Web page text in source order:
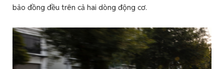
bảo đồng đều trên cả hai dòng động cơ.